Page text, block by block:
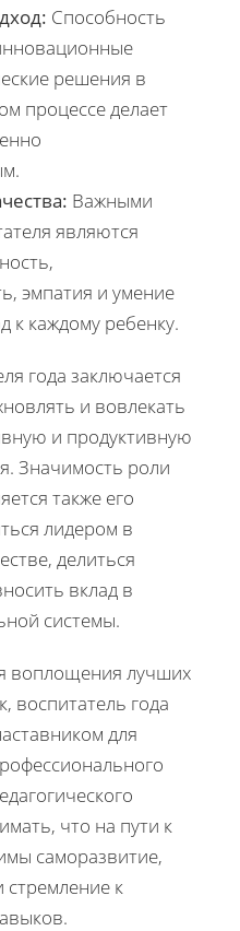
Способность
решения в
процессе делает
Важными
являются
эмпатия и умение
к каждому ребенку.
года заключается
и вовлекать
и продуктивную
Значимость роли
также его
лидером в
делиться
вклад в
системы.
воплощения лучших
воспитатель года
для
что на пути к
саморазвитие,
стремление к